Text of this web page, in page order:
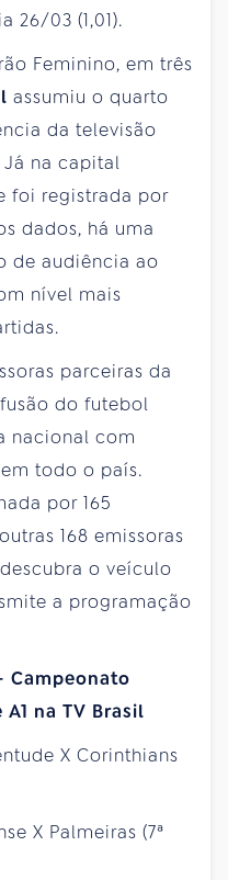
26/03 (1,01).
Feminino, em três
assumiu o quarto
da televisão
na capital
foi registrada por
dados, há uma
de audiência ao
nível mais
parceiras da
do futebol
nacional com
todo o país.
por 165
168 emissoras
o veículo
a programação
Campeonato
na TV Brasil
X Corinthians
X Palmeiras (7ª